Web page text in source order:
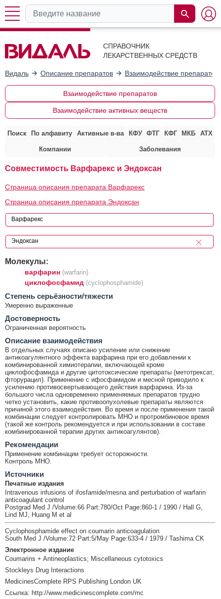
СПРАВОЧНИК
ЛЕКАРСТВЕННЫХ СРЕДСТВ
Видаль Описание препаратов Взаимодействие препаратов
Взаимодействие препаратов
Взаимодействие активных веществ
Поиск По алфавиту Активные в-ва КФУ ФТГ КФГ МКБ АТХ
Компании Заболевания
Совместимость Варфарекс и Эндоксан
Страница описания препарата Варфарекс
Страница описания препарата Эндоксан
Молекулы:
варфарин (warfarin)
циклофосфамид (cyclophosphamide)
Cтепень серьёзности/тяжести
Умеренно выраженные
Достоверность
Ограниченная вероятность
Описание взаимодействия
В отдельных случаях описано усиление или снижение
антикоагулянтного эффекта варфарина при его добавлении к
комбинированной химиотерапии, включающей кроме
циклофосфамида и другие цитотоксические препараты (метотрексат,
фторурацил). Применение с ифосфамидом и месной приводило к
усилению противосвертывающего действия варфарина. Из-за
большого числа одновременно применяемых препаратов трудно
четко установить, какие противоопухолевые препараты являются
причиной этого взаимодействия. Во время и после применения такой
комбинации следует контролировать МНО и протромбиновое время
(такой же контроль рекомендуется и при использовании в составе
комбинированной терапии других антикоагулянтов).
Рекомендации
Применение комбинации требует осторожности.
Контроль МНО.
Источники
Печатные издания
Intravenous infusions of ifosfamide/mesna and perturbation of warfarin
anticoagulant control
Postgrad Med J /Volume:66 Part:780/Oct Page:860-1 / 1990 / Hall G,
Lind MJ, Huang M et al
Cyclophosphamide effect on coumarin anticoagulation
South Med J /Volume:72 Part:5/May Page:633-4 / 1979 / Tashima CK
Электронное издание
Coumarins + Antineoplastics; Miscellaneous cytotoxics
Stockleys Drug Interactions
MedicinesComplete RPS Publishing London UK
Ссылка: http://www.medicinescomplete.com/mc